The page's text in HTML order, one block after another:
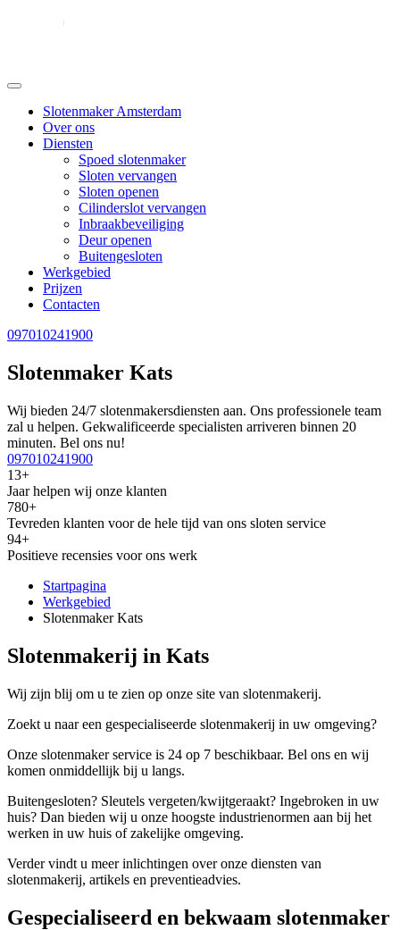
Slotenmaker Amsterdam
Over ons
Diensten
Spoed slotenmaker
Sloten vervangen
Sloten openen
Cilinderslot vervangen
Inbraakbeveiliging
Deur openen
Buitengesloten
Werkgebied
Prijzen
Contacten
097010241900
Slotenmaker Kats
Wij bieden 24/7 slotenmakersdiensten aan. Ons professionele team
zal u helpen. Gekwalificeerde specialisten arriveren binnen 20
minuten. Bel ons nu!
097010241900
13+
Jaar helpen wij onze klanten
780+
Tevreden klanten voor de hele tijd van ons sloten service
94+
Positieve recensies voor ons werk
Startpagina
Werkgebied
Slotenmaker Kats
Slotenmakerij in Kats
Wij zijn blij om u te zien op onze site van slotenmakerij.
Zoekt u naar een gespecialiseerde slotenmakerij in uw omgeving?
Onze slotenmaker service is 24 op 7 beschikbaar. Bel ons en wij
komen onmiddellijk bij u langs.
Buitengesloten? Sleutels vergeten/kwijtgeraakt? Ingebroken in uw
huis? Dan bieden wij u onze hoogste industrienormen aan bij het
werken in uw huis of zakelijke omgeving.
Verder vindt u meer inlichtingen over onze diensten van
slotenmakerij, artikels en preventieadvies.
Gespecialiseerd en bekwaam slotenmaker